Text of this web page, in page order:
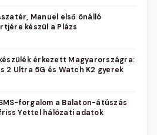
Manuel első önálló
készül a Plázs
érkezett Magyarországra:
2 Ultra 5G és Watch K2 gyerek
forgalom a Balaton-átúszás
Yettel hálózati adatok